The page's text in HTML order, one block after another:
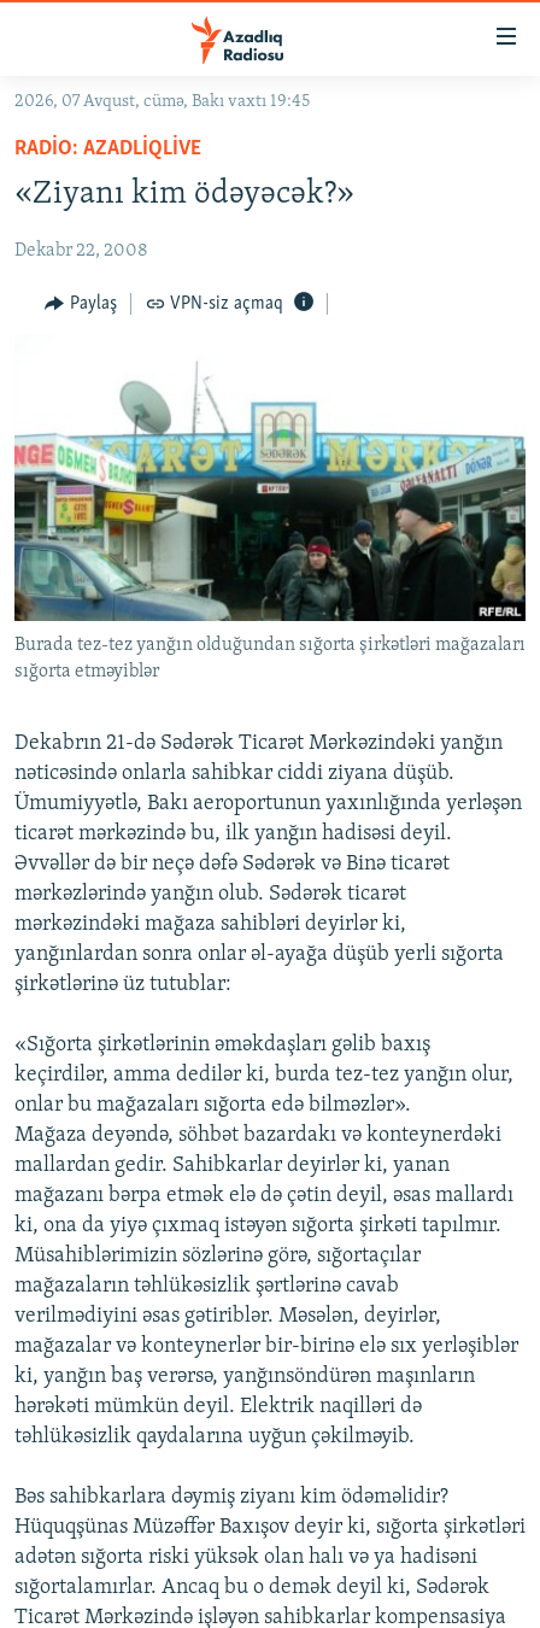
Əsas
qayıt
Əsas
naviqasiyaya
qayıt
GÜNDƏM
KORRUPSIOMETR
#ƏSLINDƏ
FƏRQƏ BAX
ARAŞDIRMA
MULTIMEDIA
VIDEO
FOTOQALEREYA
İNFOQRAFIKA
KARIKATURA
RADIO ARXIV
OXU ZALI
AZƏRBAYCAN ƏDƏBIYYATI KITABXANASI
İSLAM VƏ DEMOKRATIYA
İZ - MƏDƏNIYYƏT PROQRAMI
HAQQIMIZDA
MISSIYAMIZ
PEŞƏ ETIKASI VƏ JURNALISTIKA STANDARTLARIMIZ
MATERIALLARIMIZDAN ISTIFADƏ
BIZIMLƏ ƏLAQƏ
XƏBƏR BÜLLETENLƏRIMIZ
BIZI IZLƏ
2026, 07 Avqust, cümə, Bakı vaxtı 19:45
RADIO: AZADLIQLIVE
«Ziyanı kim ödəyəcək?»
Dekabr 22, 2008
Paylaş VPN-siz açmaq
Burada tez-tez yanğın olduğundan sığorta şirkətləri mağazaları
sığorta etməyiblər
Dekabrın 21-də Sədərək Ticarət Mərkəzindəki yanğın
nəticəsində onlarla sahibkar ciddi ziyana düşüb.
Ümumiyyətlə, Bakı aeroportunun yaxınlığında yerləşən
ticarət mərkəzində bu, ilk yanğın hadisəsi deyil.
Əvvəllər də bir neçə dəfə Sədərək və Binə ticarət
mərkəzlərində yanğın olub. Sədərək ticarət
mərkəzindəki mağaza sahibləri deyirlər ki,
yanğınlardan sonra onlar əl-ayağa düşüb yerli sığorta
şirkətlərinə üz tutublar:
«Sığorta şirkətlərinin əməkdaşları gəlib baxış
keçirdilər, amma dedilər ki, burda tez-tez yanğın olur,
onlar bu mağazaları sığorta edə bilməzlər».
Mağaza deyəndə, söhbət bazardakı və konteynerdəki
mallardan gedir. Sahibkarlar deyirlər ki, yanan
mağazanı bərpa etmək elə də çətin deyil, əsas mallardı
ki, ona da yiyə çıxmaq istəyən sığorta şirkəti tapılmır.
Müsahiblərimizin sözlərinə görə, sığortaçılar
mağazaların təhlükəsizlik şərtlərinə cavab
verilmədiyini əsas gətiriblər. Məsələn, deyirlər,
mağazalar və konteynerlər bir-birinə elə sıx yerləşiblər
ki, yanğın baş verərsə, yanğınsöndürən maşınların
hərəkəti mümkün deyil. Elektrik naqilləri də
təhlükəsizlik qaydalarına uyğun çəkilməyib.
Bəs sahibkarlara dəymiş ziyanı kim ödəməlidir?
Hüquqşünas Müzəffər Baxışov deyir ki, sığorta şirkətləri
adətən sığorta riski yüksək olan halı və ya hadisəni
sığortalamırlar. Ancaq bu o demək deyil ki, Sədərək
Ticarət Mərkəzində işləyən sahibkarlar kompensasiya